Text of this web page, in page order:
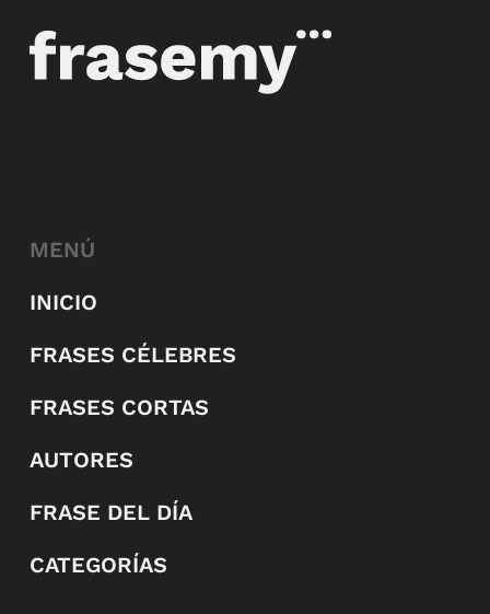
MENÚ
INICIO
FRASES CÉLEBRES
FRASES CORTAS
AUTORES
FRASE DEL DÍA
CATEGORÍAS